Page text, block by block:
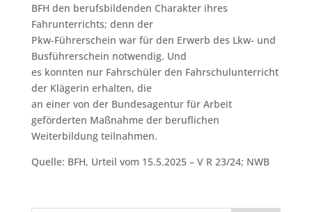
BFH den berufsbildenden Charakter ihres
Fahrunterrichts; denn der
Pkw-Führerschein war für den Erwerb des Lkw- und
Busführerschein notwendig. Und
es konnten nur Fahrschüler den Fahrschulunterricht
der Klägerin erhalten, die
an einer von der Bundesagentur für Arbeit
geförderten Maßnahme der beruflichen
Weiterbildung teilnahmen.
Quelle: BFH, Urteil vom 15.5.2025 – V R 23/24; NWB